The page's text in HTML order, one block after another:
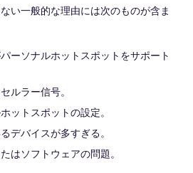
い一般的な理由には次のものが含ま
ーソナルホットスポットをサポート
ルラー信号。
ットスポットの設定。
デバイスが多すぎる。
はソフトウェアの問題。